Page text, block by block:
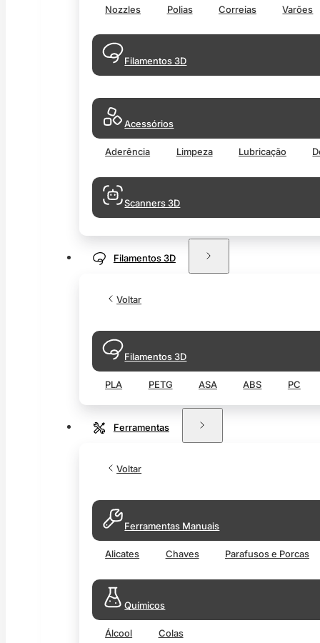
Nozzles Polias Correias Varões
Filamentos 3D
Acessórios
Aderência Limpeza Lubricação
Scanners 3D
Filamentos 3D
Voltar
Filamentos 3D
PLA PETG ASA ABS PC
Ferramentas
Voltar
Ferramentas Manuais
Alicates Chaves Parafusos e Porcas
Químicos
Álcool Colas